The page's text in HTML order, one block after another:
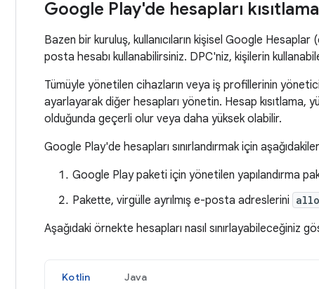
Google Play'de hesapları kısıtlama
Bazen bir kuruluş, kullanıcıların kişisel Google
posta hesabı kullanabilirsiniz. DPC'niz, kişilerin
Tümüyle yönetilen cihazların veya iş profillerinin
ayarlayarak diğer hesapları yönetin. Hesap kısıtlama,
olduğunda geçerli olur veya daha yüksek olabilir.
Google Play'de hesapları sınırlandırmak için
Google Play paketi için yönetilen yapılandırma
Pakette, virgülle ayrılmış e-posta adreslerini
Aşağıdaki örnekte hesapları nasıl sınırlayabileceğiniz
Kotlin Java